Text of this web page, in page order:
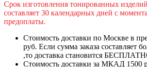
Срок изготовления тонированных
составляет 30 календарных дней с
предоплаты.
Стоимость доставки по Москве в
руб. Если сумма заказа составляет
,то доставка становится
Стоимость доставки за МКАД 1500